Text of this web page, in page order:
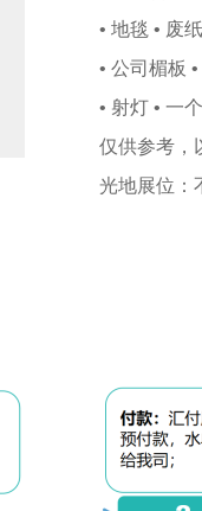
• 地毯 • 废
• 公司楣板
• 射灯 • 一
仅供参考，
光地展位：